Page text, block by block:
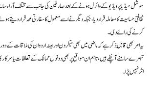
سوشل میڈیا پر ویڈیو کے وائرل ہونے کے بعد صارفین کی جانب سے مختلف آراء
ثقافتی حساسیت کا معاملہ قرار دیا، جبکہ دیگر نے اسے معمول کا سفارتی لمحہ قرار
کرنے کی رائے دی۔
یہ امر بھی قابلِ ذکر ہے کہ ماضی میں بھی میکرون اور امینہ اردوان کی ملاقات کے
تبصرے سامنے آ چکے ہیں، تاہم ان مواقع پر بھی دونوں ممالک کے تعلقات یا
اثر نہیں پڑا۔